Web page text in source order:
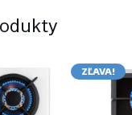
ZĽAVA!